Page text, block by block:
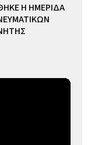
Η ΗΜΕΡΙΔΑ